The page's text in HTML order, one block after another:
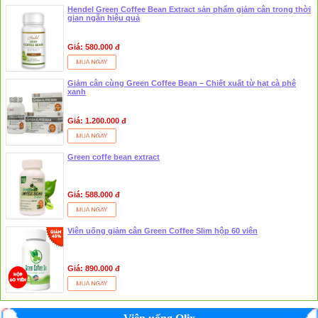
Hendel Green Coffee Bean Extract sản phẩm giảm cân trong thời
gian ngắn hiệu quả
Giá: 580.000 đ
Giảm cân cùng Green Coffee Bean – Chiết xuất từ hạt cà phê
xanh
Giá: 1.200.000 đ
Green coffe bean extract
Giá: 588.000 đ
Viên uống giảm cân Green Coffee Slim hộp 60 viên
Giá: 890.000 đ